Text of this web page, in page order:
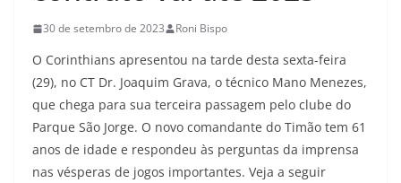
30 de setembro de 2023 Roni Bispo
O Corinthians apresentou na tarde desta sexta-feira
(29), no CT Dr. Joaquim Grava, o técnico Mano Menezes,
que chega para sua terceira passagem pelo clube do
Parque São Jorge. O novo comandante do Timão tem 61
anos de idade e respondeu às perguntas da imprensa
nas vésperas de jogos importantes. Veja a seguir